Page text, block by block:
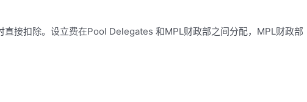
直接扣除。设立费在Pool Delegates 和MPL财政部之间分配，MPL财政部